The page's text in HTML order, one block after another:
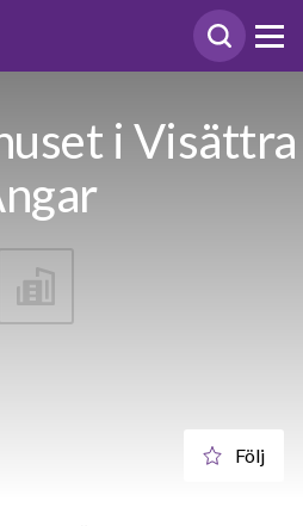
i Visättra
Följ